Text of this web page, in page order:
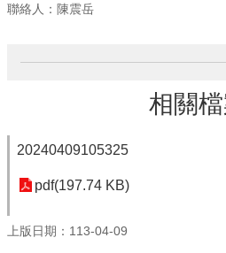
聯絡人：陳震岳
相關
20240409105325
pdf(197.74 KB)
上版日期：113-04-09